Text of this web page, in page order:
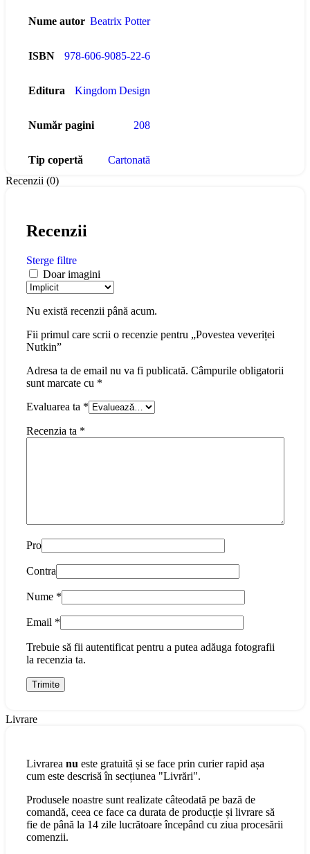
Nume autor Beatrix Potter
ISBN 978-606-9085-22-6
Editura Kingdom Design
Număr pagini 208
Tip copertă
Cartonată
Recenzii (0)
Recenzii
Sterge filtre
Doar imagini
Nu există recenzii până acum.
Fii primul care scrii o recenzie pentru „Povestea veveriței
Nutkin”
Adresa ta de email nu va fi publicată. Câmpurile obligatorii
sunt marcate cu *
Evaluarea ta *
Recenzia ta *
Pro
Contra
Nume *
Email *
Trebuie să fii autentificat pentru a putea adăuga fotografii
la recenzia ta.
Livrare
Livrarea nu este gratuită și se face prin curier rapid așa
cum este descrisă în secțiunea "Livrări".
Produsele noastre sunt realizate câteodată pe bază de
comandă, ceea ce face ca durata de producție și livrare să
fie de până la 14 zile lucrătoare începând cu ziua procesării
comenzii.